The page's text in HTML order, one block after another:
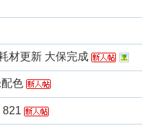
材更新 大保完成
色
821